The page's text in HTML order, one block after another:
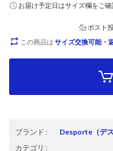
お届け予定日はサイズ欄をご確
ポスト
この商品は サイズ交換可能・
ブランド : Desporte （デ
カテゴリ :